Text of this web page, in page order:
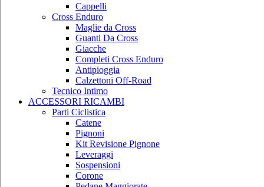
Cappelli
Cross Enduro
Maglie da Cross
Guanti Da Cross
Giacche
Completi Cross Enduro
Antipioggia
Calzettoni Off-Road
Tecnico Intimo
ACCESSORI RICAMBI
Parti Ciclistica
Catene
Pignoni
Kit Revisione Pignone
Leveraggi
Sospensioni
Corone